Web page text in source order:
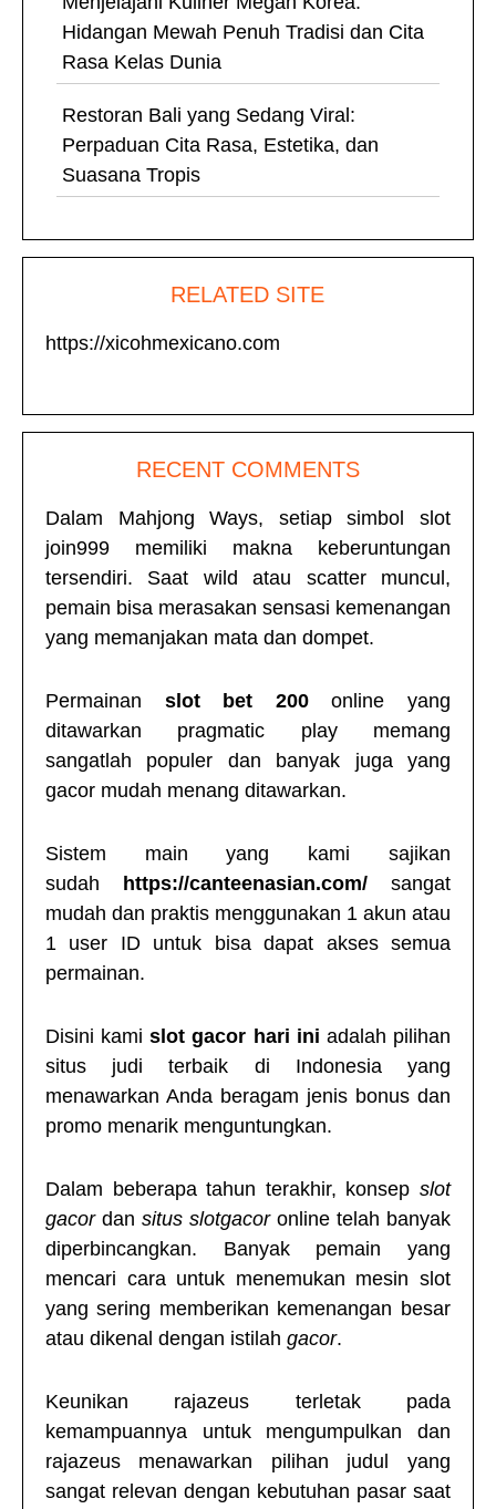
Hidangan Mewah Penuh Tradisi dan Cita
Rasa Kelas Dunia
Restoran Bali yang Sedang Viral:
Perpaduan Cita Rasa, Estetika, dan
Suasana Tropis
RELATED SITE
https://xicohmexicano.com
RECENT COMMENTS
Dalam Mahjong Ways, setiap simbol slot
join999 memiliki makna keberuntungan
tersendiri. Saat wild atau scatter muncul,
pemain bisa merasakan sensasi kemenangan
yang memanjakan mata dan dompet.
Permainan slot bet 200online yang
ditawarkan pragmatic play memang
sangatlah populer dan banyak juga yang
gacor mudah menang ditawarkan.
Sistem main yang kami sajikan
sudah
https://canteenasian.com/ sangat
mudah dan praktis menggunakan 1 akun atau
1 user ID untuk bisa dapat akses semua
permainan.
Disini kamislot gacor hari ini adalah pilihan
situs judi terbaik di Indonesia yang
menawarkan Anda beragam jenis bonus dan
promo menarik menguntungkan.
Dalam beberapa tahun terakhir, konsep slot
gacordan situs slotgacoronline telah banyak
diperbincangkan. Banyak pemain yang
mencari cara untuk menemukan mesin slot
yang sering memberikan kemenangan besar
atau dikenal dengan istilah gacor.
Keunikan rajazeus terletak pada
kemampuannya untuk mengumpulkan dan
rajazeus menawarkan pilihan judul yang
sangat relevan dengan kebutuhan pasar saat